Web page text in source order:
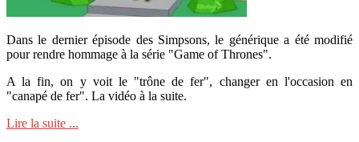
Dans le dernier épisode des Simpsons, le générique a été modifié
pour rendre hommage à la série "Game of Thrones".
A la fin, on y voit le "trône de fer", changer en l'occasion en
"canapé de fer". La vidéo à la suite.
Lire la suite ...